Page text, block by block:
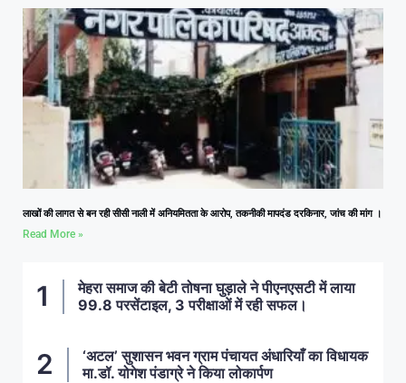
लाखों की लागत से बन रही सीसी नाली में अनियमितता के आरोप, तकनीकी मापदंड दरकिनार, जांच की मांग ।
Read More »
मेहरा समाज की बेटी तोषना घुड़ाले ने पीएनएसटी में लाया
99.8 परसेंटाइल, 3 परीक्षाओं में रही सफल।
‘अटल’ सुशासन भवन ग्राम पंचायत अंधारियाँ का विधायक
मा.डॉ. योगेश पंडाग्रे ने किया लोकार्पण